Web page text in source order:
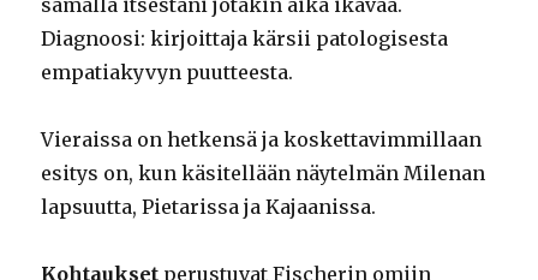
samalla itsestäni jotakin aika ikävää.
Diagnoosi: kirjoittaja kärsii patologisesta
empatiakyvyn puutteesta.
Vieraissa on hetkensä ja koskettavimmillaan
esitys on, kun käsitellään näytelmän Milenan
lapsuutta, Pietarissa ja Kajaanissa.
Kohtaukset perustuvat Fischerin omiin